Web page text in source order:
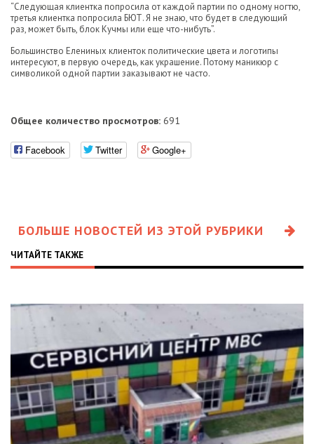
“Следующая клиентка попросила от каждой партии по одному ногтю,
третья клиентка попросила БЮТ. Я не знаю, что будет в следующий
раз, может быть, блок Кучмы или еще что-нибуть”.
Большинство Елениных клиенток политические цвета и логотипы
интересуют, в первую очередь, как украшение. Потому маникюр с
символикой одной партии заказывают не часто.
Общее количество просмотров: 691
Facebook Twitter Google+
БОЛЬШЕ НОВОСТЕЙ ИЗ ЭТОЙ РУБРИКИ
ЧИТАЙТЕ ТАКЖЕ